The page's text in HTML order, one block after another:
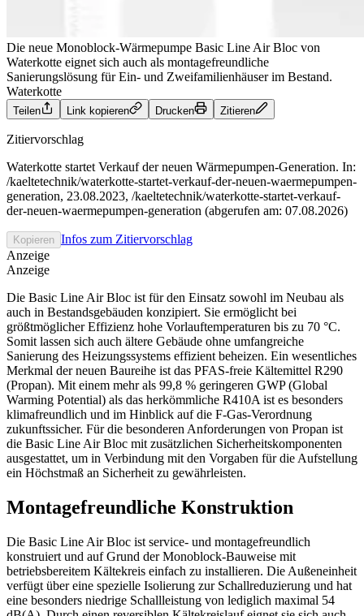
Die neue Monoblock-Wärmepumpe Basic Line Air Bloc von
Waterkotte eignet sich auch als montagefreundliche
Sanierungslösung für Ein- und Zweifamilienhäuser im Bestand.
Waterkotte
Teilen Link kopieren Drucken Zitieren
Zitiervorschlag
Waterkotte startet Verkauf der neuen Wärmepumpen-Generation. In:
/kaeltetechnik/waterkotte-startet-verkauf-der-neuen-waermepumpen-
generation, 23.08.2023, /kaeltetechnik/waterkotte-startet-verkauf-
der-neuen-waermepumpen-generation (abgerufen am: 07.08.2026)
Kopieren Infos zum Zitiervorschlag
Anzeige
Anzeige
Die Basic Line Air Bloc ist für den Einsatz sowohl im Neubau als
auch in Bestandsgebäuden konzipiert. Sie ermöglicht bei
größtmöglicher Effizienz hohe Vorlauftemperaturen bis zu 70 °C.
Somit lassen sich auch ältere Gebäude ohne umfangreiche
Sanierung des Heizungssystems effizient beheizen. Ein wesentliches
Merkmal der neuen Baureihe ist das PFAS-freie Kältemittel R290
(Propan). Mit einem mehr als 99,8 % geringeren GWP (Global
Warming Potential) als das herkömmliche R410A ist es besonders
klimafreundlich und im Hinblick auf die F-Gas-Verordnung
zukunftssicher. Für die besonderen Anforderungen von Propan ist
die Basic Line Air Bloc mit zusätzlichen Sicherheitskomponenten
ausgestattet, um in Verbindung mit den Vorgaben für die Aufstellung
ein Höchstmaß an Sicherheit zu gewährleisten.
Montagefreundliche Konstruktion
Die Basic Line Air Bloc ist service- und montagefreundlich
konstruiert und auf Grund der Monoblock-Bauweise mit
betriebsbereitem Kältekreis einfach zu installieren. Die Außeneinheit
verfügt über eine spezielle Isolierung zur Schallreduzierung und hat
eine besonders niedrige Schallleistung von lediglich maximal 54